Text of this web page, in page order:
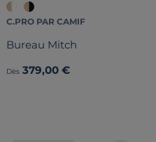
C.PRO PAR CAMIF
Bureau Mitch
Dès 379,00 €